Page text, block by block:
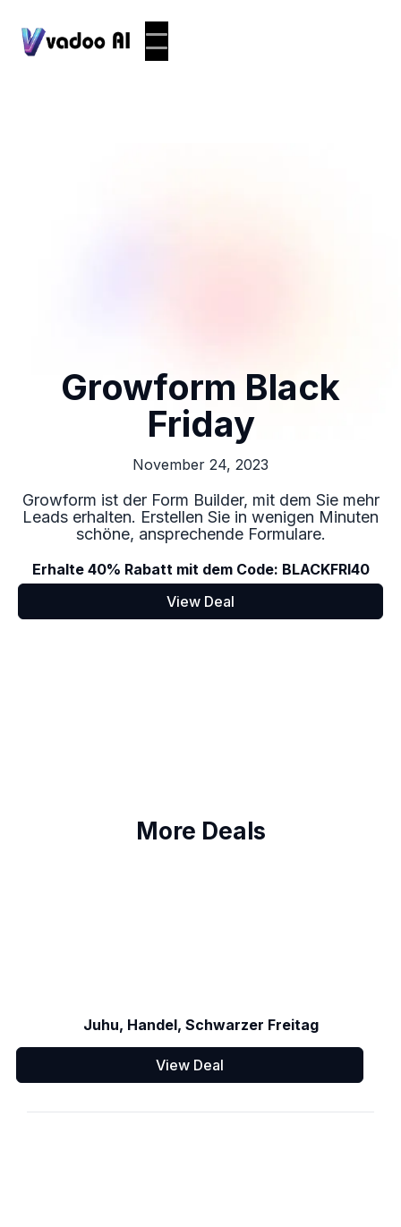
Growform Black
Friday
November 24, 2023
Growform ist der Form Builder, mit dem Sie mehr
Leads erhalten. Erstellen Sie in wenigen Minuten
schöne, ansprechende Formulare.
Erhalte 40% Rabatt mit dem Code: BLACKFRI40
View Deal
More Deals
Juhu, Handel, Schwarzer Freitag
View Deal